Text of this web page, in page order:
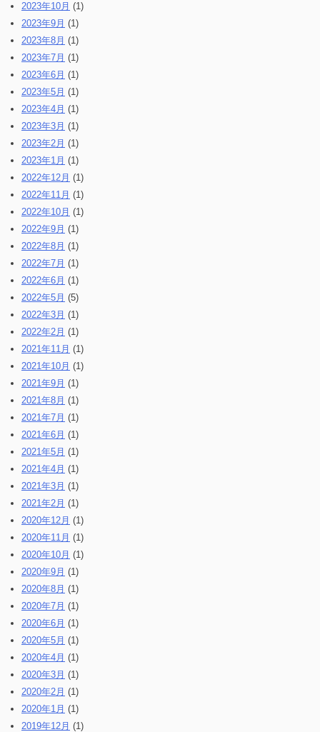
2023年10月 (1)
2023年9月 (1)
2023年8月 (1)
2023年7月 (1)
2023年6月 (1)
2023年5月 (1)
2023年4月 (1)
2023年3月 (1)
2023年2月 (1)
2023年1月 (1)
2022年12月 (1)
2022年11月 (1)
2022年10月 (1)
2022年9月 (1)
2022年8月 (1)
2022年7月 (1)
2022年6月 (1)
2022年5月 (5)
2022年3月 (1)
2022年2月 (1)
2021年11月 (1)
2021年10月 (1)
2021年9月 (1)
2021年8月 (1)
2021年7月 (1)
2021年6月 (1)
2021年5月 (1)
2021年4月 (1)
2021年3月 (1)
2021年2月 (1)
2020年12月 (1)
2020年11月 (1)
2020年10月 (1)
2020年9月 (1)
2020年8月 (1)
2020年7月 (1)
2020年6月 (1)
2020年5月 (1)
2020年4月 (1)
2020年3月 (1)
2020年2月 (1)
2020年1月 (1)
2019年12月 (1)